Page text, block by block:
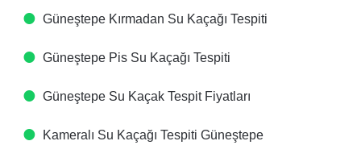
Güneştepe Kırmadan Su Kaçağı Tespiti​
Güneştepe Pis Su Kaçağı Tespiti​
Güneştepe Su Kaçak Tespit Fiyatları​
Kameralı Su Kaçağı Tespiti​ Güneştepe